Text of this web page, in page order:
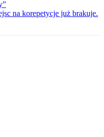
na korepetycje już brakuje.